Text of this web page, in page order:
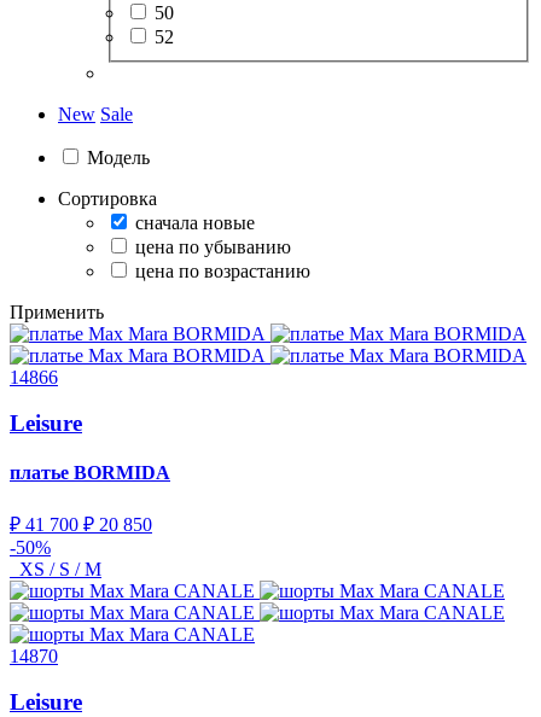
50
52
New Sale
Модель
Сортировка
сначала новые
цена по убыванию
цена по возрастанию
Применить
14866
Leisure
платье BORMIDA
₽ 41 700 ₽ 20 850
-50%
XS / S / M
14870
Leisure